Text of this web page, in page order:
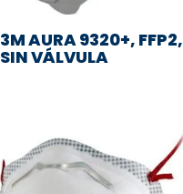
3M AURA 9320+, FFP2,
SIN VÁLVULA